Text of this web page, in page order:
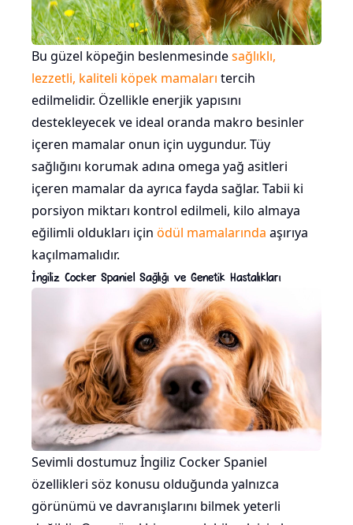
Bu güzel köpeğin beslenmesindesağlıklı,
lezzetli, kaliteli köpek mamaları tercih
edilmelidir. Özellikle enerjik yapısını
destekleyecek ve ideal oranda makro besinler
içeren mamalar onun için uygundur. Tüy
sağlığını korumak adına omega yağ asitleri
içeren mamalar da ayrıca fayda sağlar. Tabii ki
porsiyon miktarı kontrol edilmeli, kilo almaya
eğilimli oldukları için ödül mamalarında aşırıya
kaçılmamalıdır.
İngiliz Cocker Spaniel Sağlığı ve Genetik Hastalıkları
Sevimli dostumuz İngiliz Cocker Spaniel
özellikleri söz konusu olduğunda yalnızca
görünümü ve davranışlarını bilmek yeterli